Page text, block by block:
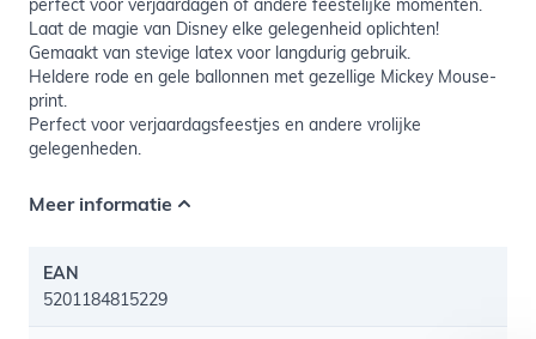
perfect voor verjaardagen of andere feestelijke momenten.
Laat de magie van Disney elke gelegenheid oplichten!
Gemaakt van stevige latex voor langdurig gebruik.
Heldere rode en gele ballonnen met gezellige Mickey Mouse-
print.
Perfect voor verjaardagsfeestjes en andere vrolijke
gelegenheden.
Meer informatie
EAN
5201184815229